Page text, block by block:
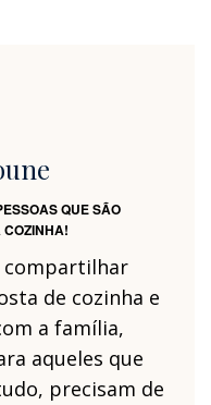
QUE SÃO
compartilhar
de cozinha e
a família,
aqueles que
precisam de